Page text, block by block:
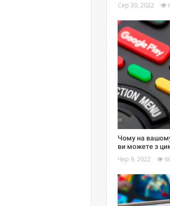
Сер 30, 2022
Чому на
ви можете з
Чер 9, 2022